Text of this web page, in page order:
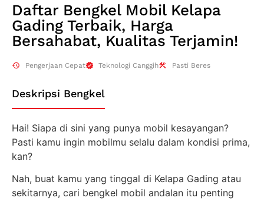
Daftar Bengkel Mobil Kelapa
Gading Terbaik, Harga
Bersahabat, Kualitas Terjamin!
Pengerjaan Cepat Teknologi Canggih Pasti Beres
Deskripsi Bengkel
Hai! Siapa di sini yang punya mobil kesayangan?
Pasti kamu ingin mobilmu selalu dalam kondisi prima,
kan?
Nah, buat kamu yang tinggal di Kelapa Gading atau
sekitarnya, cari bengkel mobil andalan itu penting